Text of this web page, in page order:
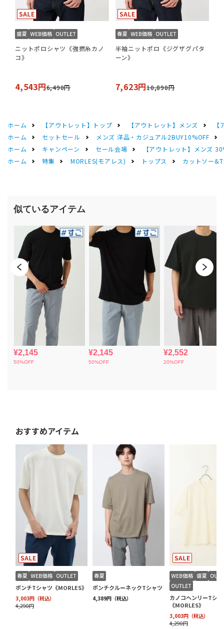
ニットポロシャツ《強撚糸カノ
コ》
4,543円6,490円
半袖ニットポロ《ジグザグパタ
ーン》
7,623円10,890円
ホーム 【アウトレット】トップ 【アウトレット】メンズ
ホーム
セットセール
メンズ 洋品・カジュアル2BUY10%OFF
ホーム
キャンペーン セール会場
【アウトレット】メンズ
ホーム
特集 MORLES(モアレス) トップス カットソー